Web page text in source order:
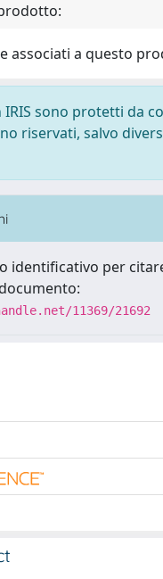
associati a questo
sono protetti da
riservati, salvo
identificativo per
11369/21692